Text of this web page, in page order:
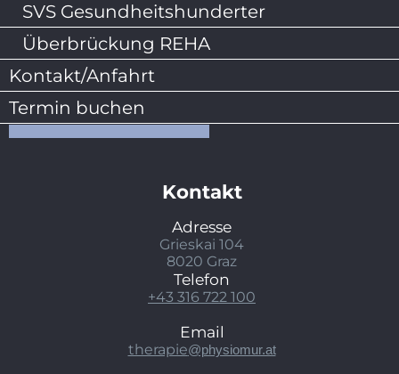
SVS Gesundheitshunderter
Überbrückung REHA
Kontakt/Anfahrt
Termin buchen
Kontakt
Adresse
Grieskai 104
8020 Graz
Telefon
+43 316 722 100
Email
therapie@physiomur.at